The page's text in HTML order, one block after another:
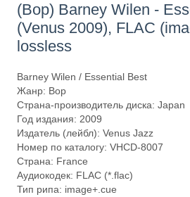
(Bop) Barney Wilen -
(Venus 2009), FLAC
lossless
Barney Wilen / Essential Best
Жанр: Bop
Страна-производитель диска: Japan
Год издания: 2009
Издатель (лейбл): Venus Jazz
Номер по каталогу: VHCD-8007
Страна: France
Аудиокодек: FLAC (*.flac)
Тип рипа: image+.cue